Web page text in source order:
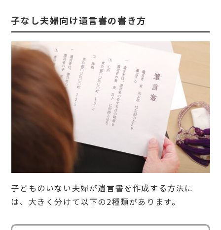
3
代償
分割
が発
生す
る場
4
遺
証書
遺言
子なし夫婦向け遺言書の書き方
子どものいない夫婦が遺言書を作成する方法に
は、大きく分けて以下の2種類があります。